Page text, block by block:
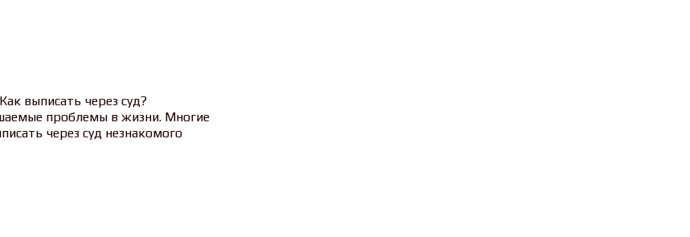
Как выписать через суд?
проблемы в жизни. Многие
через суд незнакомого